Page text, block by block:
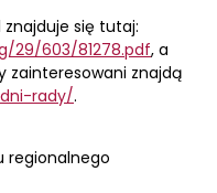
znajduje się tutaj:
29/603/81278.pdf, a
zainteresowani znajdą
rady/.
regionalnego